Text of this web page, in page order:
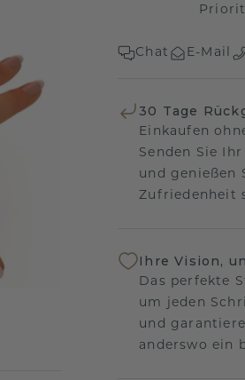
Chat E-Mail
30 Tage
Einkaufen
Senden Sie
und genießen
Zufriedenheit
Ihre Vision,
Das perfekte
um jeden
und
anderswo ein